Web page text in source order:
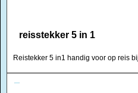
reisstekker 5 in 1
Reistekker 5 in1 handig voor op reis